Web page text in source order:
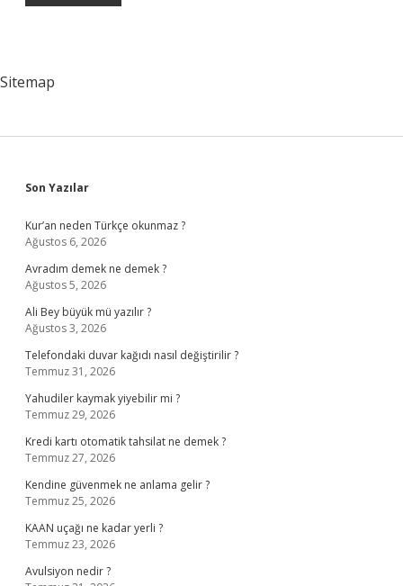
Sitemap
Sidebar
Son Yazılar
Kur’an neden Türkçe okunmaz ?
Ağustos 6, 2026
Avradım demek ne demek ?
Ağustos 5, 2026
Ali Bey büyük mü yazılır ?
Ağustos 3, 2026
Telefondaki duvar kağıdı nasıl değiştirilir ?
Temmuz 31, 2026
Yahudiler kaymak yiyebilir mi ?
Temmuz 29, 2026
Kredi kartı otomatik tahsilat ne demek ?
Temmuz 27, 2026
Kendine güvenmek ne anlama gelir ?
Temmuz 25, 2026
KAAN uçağı ne kadar yerli ?
Temmuz 23, 2026
Avulsiyon nedir ?